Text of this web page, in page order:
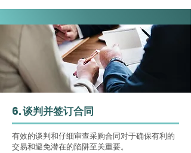
6. 谈判并签订合同
有效的谈判和仔细审查采购合同对于确保有利的
交易和避免潜在的陷阱至关重要。